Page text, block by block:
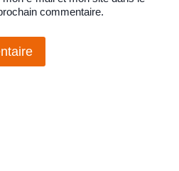
commentaire.